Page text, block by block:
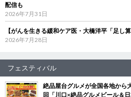
配信も
2026年7月31日
【がんを生きる緩和ケア医・大橋洋平「足し
2026年7月28日
フェスティバル
絶品屋台グルメが全国各地か
回「川口×絶品グルメビール＆